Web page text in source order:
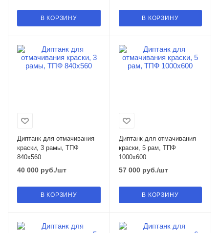
В КОРЗИНУ В КОРЗИНУ
Диптанк для отмачивания
краски, 3 рамы, ТПФ
840х560
40 000 руб./шт
В КОРЗИНУ
Диптанк для отмачивания
краски, 5 рам, ТПФ
1000х600
57 000руб./шт
В КОРЗИНУ